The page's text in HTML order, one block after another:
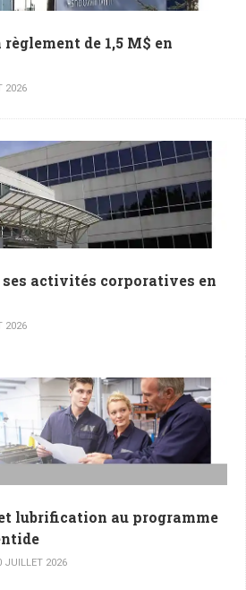
de 1,5 M$ en
2026
activités corporatives en
2026
lubrification au programme
JUILLET 2026